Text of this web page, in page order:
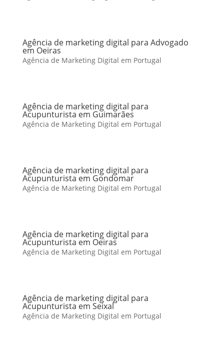
Agência de marketing digital para Advogado
em Oeiras
Agência de Marketing Digital em Portugal
Agência de marketing digital para
Acupunturista em Guimarães
Agência de Marketing Digital em Portugal
Agência de marketing digital para
Acupunturista em Gondomar
Agência de Marketing Digital em Portugal
Agência de marketing digital para
Acupunturista em Oeiras
Agência de Marketing Digital em Portugal
Agência de marketing digital para
Acupunturista em Seixal
Agência de Marketing Digital em Portugal